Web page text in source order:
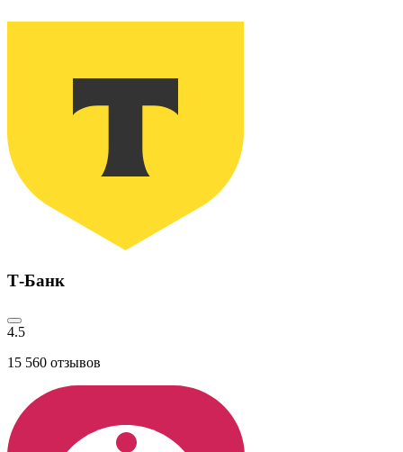
Т-Банк
4.5
15 560 отзывов